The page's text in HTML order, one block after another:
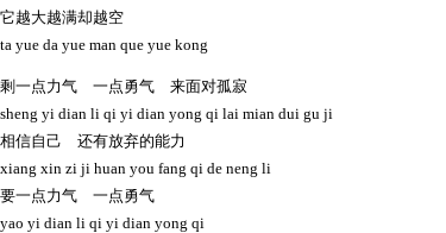
它越大越满却越空
ta yue da yue man que yue kong
剩一点力气 一点勇气 来面对孤寂
sheng yi dian li qi yi dian yong qi lai mian dui gu ji
相信自己 还有放弃的能力
xiang xin zi ji huan you fang qi de neng li
要一点力气 一点勇气
yao yi dian li qi yi dian yong qi